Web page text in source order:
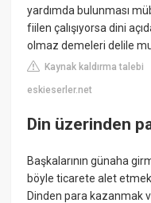
yardımda bulunması
fiilen çalışıyorsa dini
olmaz demeleri delile
Kaynak kaldırma talebi
eskieserler.net
Din üzerinden
Başkalarının günaha
böyle ticarete alet
Dinden para kazanmak